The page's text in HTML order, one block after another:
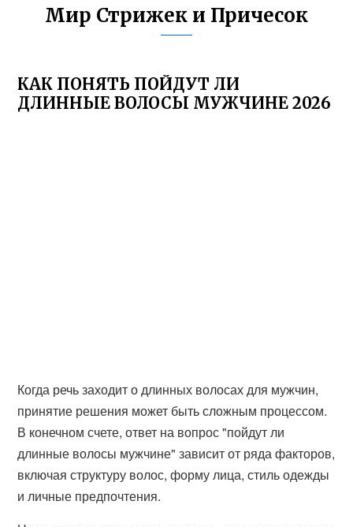
Мир Стрижек и Причесок
КАК ПОНЯТЬ ПОЙДУТ ЛИ
ДЛИННЫЕ ВОЛОСЫ МУЖЧИНЕ 2026
Когда речь заходит о длинных волосах для мужчин,
принятие решения может быть сложным процессом.
В конечном счете, ответ на вопрос "пойдут ли
длинные волосы мужчине" зависит от ряда факторов,
включая структуру волос, форму лица, стиль одежды
и личные предпочтения.